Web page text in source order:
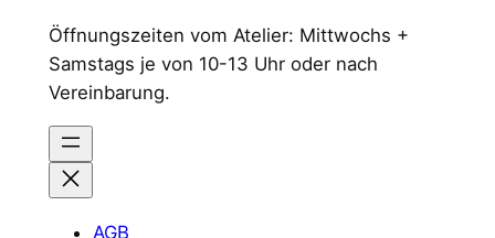
Öffnungszeiten vom Atelier: Mittwochs +
Samstags je von 10-13 Uhr oder nach
Vereinbarung.
AGB